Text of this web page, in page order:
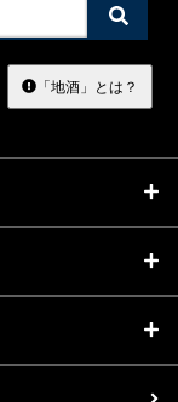
検
索
る
「地酒」とは？